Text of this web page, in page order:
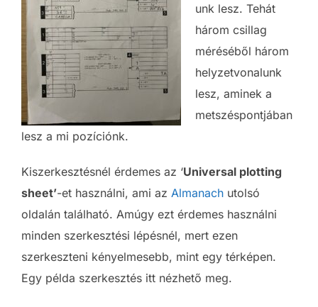
unk lesz. Tehát
három csillag
méréséből három
helyzetvonalunk
lesz, aminek a
metszéspontjában
lesz a mi pozíciónk.
Kiszerkesztésnél érdemes az ‘Universal plotting
sheet’-et használni, ami az Almanach utolsó
oldalán található. Amúgy ezt érdemes használni
minden szerkesztési lépésnél, mert ezen
szerkeszteni kényelmesebb, mint egy térképen.
Egy példa szerkesztés itt nézhető meg.